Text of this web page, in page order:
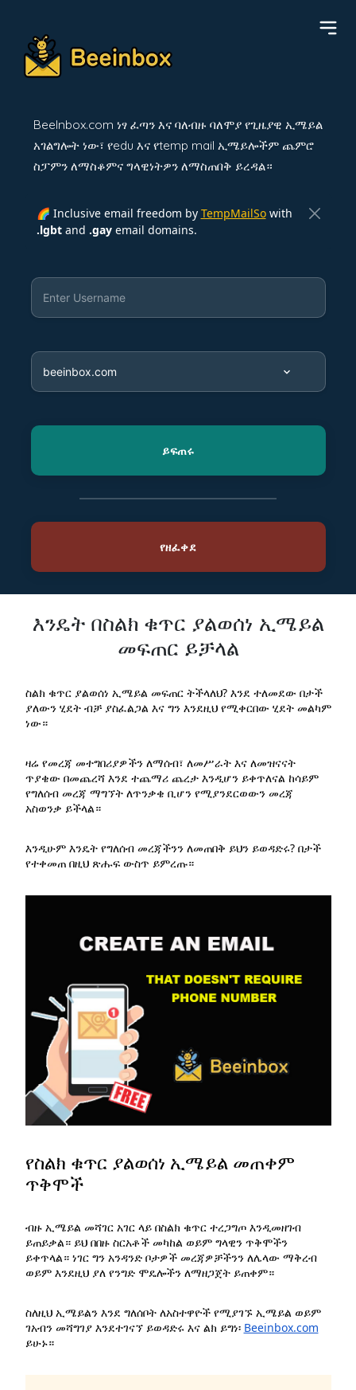
BeeInbox.com ነፃ ፈጣን እና ባለብዙ ባለሞያ የጊዜያዊ ኢሜይል
አገልግሎት ነው፣ የedu እና የtemp mail ኢሜይሎችም ጨምሮ
ስፓምን ለማስቆምና ግላዊነትዎን ለማስጠበቅ ይረዳል።
🌈 Inclusive email freedom by TempMailSowith
.lgbtand .gayemail domains.
እንዴት በስልክ ቁጥር ያልወሰነ ኢሜይል
መፍጠር ይቻላል
ስልክ ቁጥር ያልወሰነ ኢሜይል መፍጠር ትችላለህ? እንደ ተለመደው በታች
ያለውን ሂደት ብቻ ያስፈልጋል እና ግን እንደዚህ የሚቀርበው ሂደት መልካም
ነው።
ዛሬ የመረጃ መተግበሪያዎችን ለማሰብ፣ ለመሥራት እና ለመዝናናት
ጥያቄው በመጨረሻ እንደ ተጨማሪ ጨረታ እንዲሆን ይቀጥለናል ከሳይም
የግለሰብ መረጃ ማግኘት ለጥንቃቄ ቢሆን የሚያንደርወውን መረጃ
አስወንቃ ይችላል።
እንዲሁም እንዴት የግለሰብ መረጃችንን ለመጠበቅ ይህን ይወዳድሩ? በታች
የተቀመጠ በዚህ ጽሑፍ ውስጥ ይምረጡ።
የስልክ ቁጥር ያልወሰነ ኢሜይል መጠቀም
ጥቅሞች
ብዙ ኢሜይል መሻገር አገር ላይ በስልክ ቁጥር ተረጋግጦ እንዲመዘገብ
ይጠይቃል። ይህ በበዙ ስርአቶች መካከል ወይም ግላዊን ጥቅሞችን
ይቀጥላል። ነገር ግን አንዳንድ ቦታዎች መረጃዎቻችንን ለሌላው ማቅረብ
ወይም እንደዚህ ያለ የንግድ ሞዴሎችን ለማዘጋጀት ይጠቀም።
ስለዚህ ኢሜይልን እንደ ግለሰቦት ለአስተዋዮች የሚያገኙ ኢሜይል ወይም
ገአብን መሻግገያ እንደተገናኘ ይወዳድሩ እና ልክ ይግነ፡ Beeinbox.com
ይሁኑ።